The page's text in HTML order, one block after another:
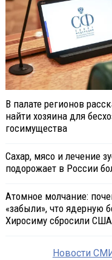
В палате регионов
найти хозяина для
госимущества
Сахар, мясо и лечение
подорожает в России
Атомное молчание:
«забыли», что ядерную
Хиросиму сбросили США
Новости